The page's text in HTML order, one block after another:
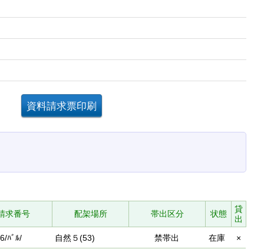
求番号 配架場所 帯出区分 状態
貸
出
ﾊﾞﾙ/ 自然５(53) 禁帯出 在庫 ×